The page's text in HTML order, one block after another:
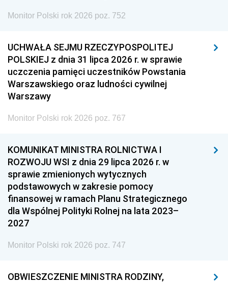
Monitor Polski rok 2026 poz. 752
UCHWAŁA SEJMU RZECZYPOSPOLITEJ
POLSKIEJ z dnia 31 lipca 2026 r. w sprawie
uczczenia pamięci uczestników Powstania
Warszawskiego oraz ludności cywilnej
Warszawy
Monitor Polski rok 2026 poz. 767
KOMUNIKAT MINISTRA ROLNICTWA I
ROZWOJU WSI z dnia 29 lipca 2026 r. w
sprawie zmienionych wytycznych
podstawowych w zakresie pomocy
finansowej w ramach Planu Strategicznego
dla Wspólnej Polityki Rolnej na lata 2023–
2027
Monitor Polski rok 2026 poz. 747
OBWIESZCZENIE MINISTRA RODZINY,